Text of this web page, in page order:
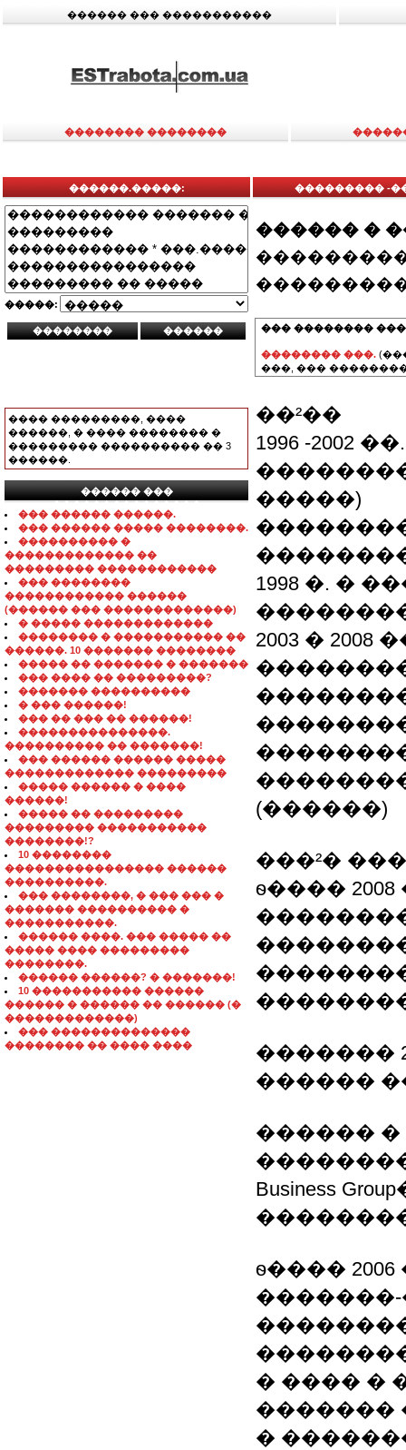
������ ��� �����������
�������� ��������
������.�����:
�����:
���� ���������, ����
������, � ���� �������� �
��������� ���������� �� 3
������.
������ ���
���������������
��� ������ ������.
��� ������ ����� ��������.
���������� �
������������� ��
��������� ������������
��� ��������
������������ ������
(������ ��� �������������)
� ����� �������������
�������� � ����������� ��
������. 10 ������� ��������
����� �� ������� � �������
��� ���� �� ���������?
������� ����������
� ��� ������!
��� �� ��� �� ������!
���������������.
���������� �� �������!
��� ������ ������ �����
������������� ���������
����� ������ � ����
������!
����� �� ���������
��������� �����������
��������!?
10 ��������
���������������� ������
����������.
��� ��������, � ��� ��� �
������� ���������� �
�����������.
������ ����. ��� ����� ��
����� ���� ���������
��������.
������ ������? � �������!
10 ����������� ������
������ � ������ �� ������ (�
�������������)
��� ��������������
�������� �� ���� ����
��������� -
������ �
��� ��������
�������� ���.
���, ���
��²��
1996 -
�����)
1998 �. �
2003 �
(������)
���²�
ѳ����
�������
������
������ �
Business
ѳ����
� ���� �
�������
�